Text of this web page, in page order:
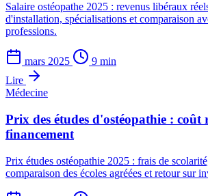
Salaire ostéopathe 2025 : revenus libéraux
d'installation, spécialisations et comparaison
professions.
mars 2025
9 min
Lire
Médecine
Prix des études d'ostéopathie : coût
financement
Prix études ostéopathie 2025 : frais de
comparaison des écoles agréées et retour sur